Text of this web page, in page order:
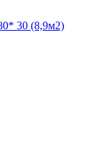
30 (8,9м2)